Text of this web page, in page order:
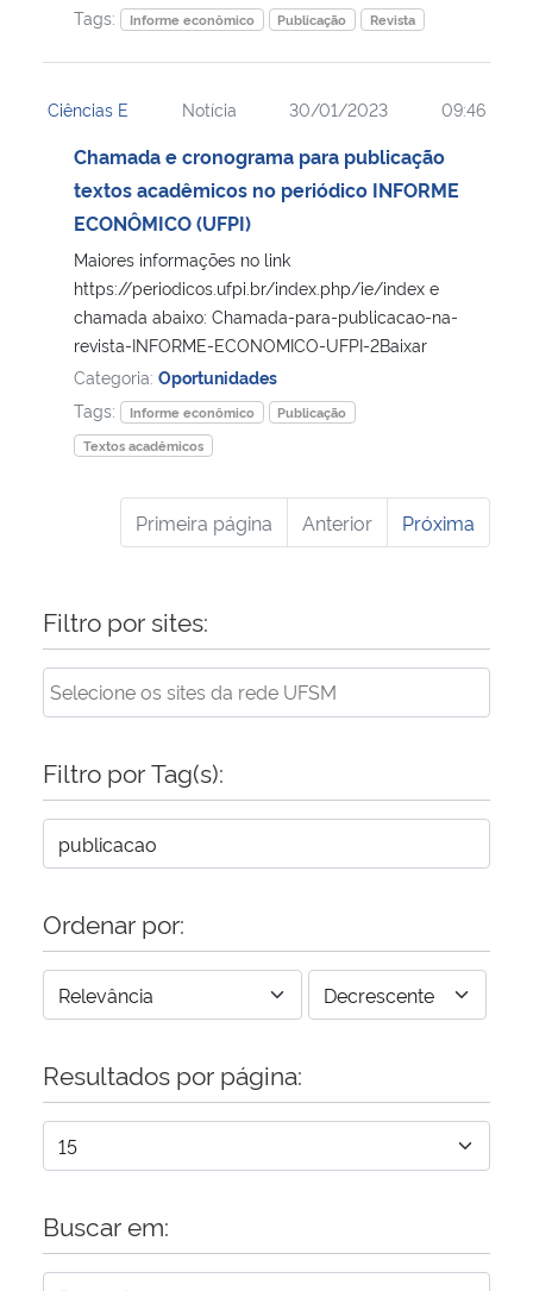
Tags:
Informe econômico Publicação Revista
Ciências E Notícia 30/01/2023 09:46
Chamada e cronograma para publicação
textos acadêmicos no periódico INFORME
ECONÔMICO (UFPI)
Maiores informações no link
https://periodicos.ufpi.br/index.php/ie/index e
chamada abaixo: Chamada-para-publicacao-na-
revista-INFORME-ECONOMICO-UFPI-2Baixar
Categoria: Oportunidades
Tags:
Informe econômico
Publicação
Textos acadêmicos
Primeira página Anterior Próxima
Filtro por sites:
Filtro por Tag(s):
Ordenar por:
Resultados por página:
Buscar em: